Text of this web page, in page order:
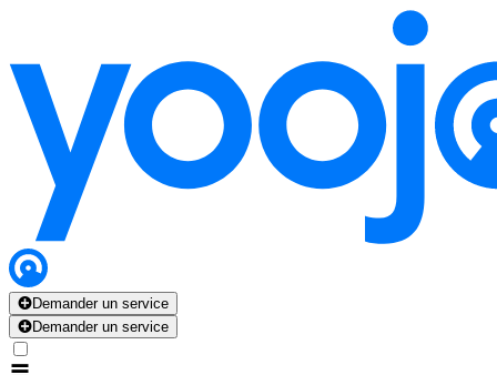
Demander un service
Demander un service